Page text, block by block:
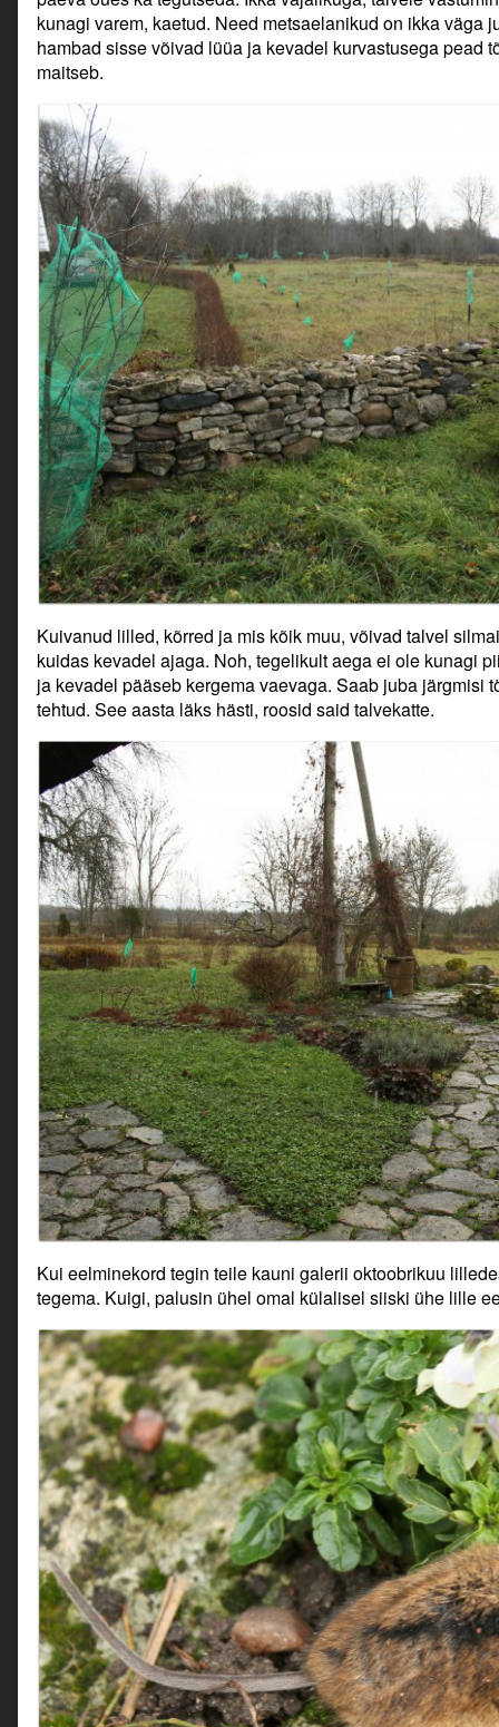
kunagi varem, kaetud. Need metsaelanikud on ikka väga
hambad sisse võivad lüüa ja kevadel kurvastusega pead
maitseb.
Kuivanud lilled, kõrred ja mis kõik muu, võivad talvel
kuidas kevadel ajaga. Noh, tegelikult aega ei ole kunagi
ja kevadel pääseb kergema vaevaga. Saab juba järgmisi
tehtud. See aasta läks hästi, roosid said talvekatte.
Kui eelminekord tegin teile kauni galerii oktoobrikuu
tegema. Kuigi, palusin ühel omal külalisel siiski ühe lille